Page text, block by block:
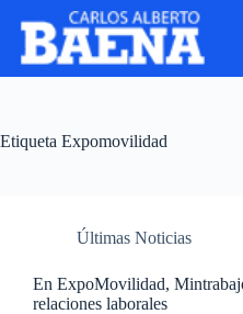
Etiqueta Expomovilidad
Últimas Noticias
En ExpoMovilidad,
relaciones laborales